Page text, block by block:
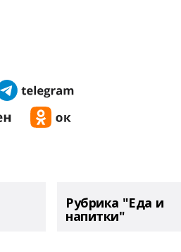
Рубрика "Еда и
напитки"